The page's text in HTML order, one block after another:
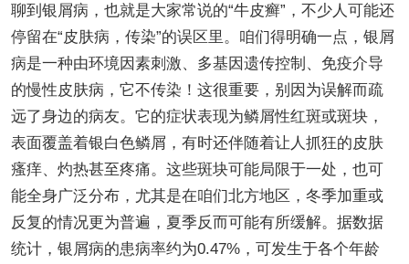
聊到银屑病，也就是大家常说的“牛皮癣”，不少人可能还
停留在“皮肤病，传染”的误区里。咱们得明确一点，银屑
病是一种由环境因素刺激、多基因遗传控制、免疫介导
的慢性皮肤病，它不传染！这很重要，别因为误解而疏
远了身边的病友。它的症状表现为鳞屑性红斑或斑块，
表面覆盖着银白色鳞屑，有时还伴随着让人抓狂的皮肤
瘙痒、灼热甚至疼痛。这些斑块可能局限于一处，也可
能全身广泛分布，尤其是在咱们北方地区，冬季加重或
反复的情况更为普遍，夏季反而可能有所缓解。据数据
统计，银屑病的患病率约为0.47%，可发生于各个年龄